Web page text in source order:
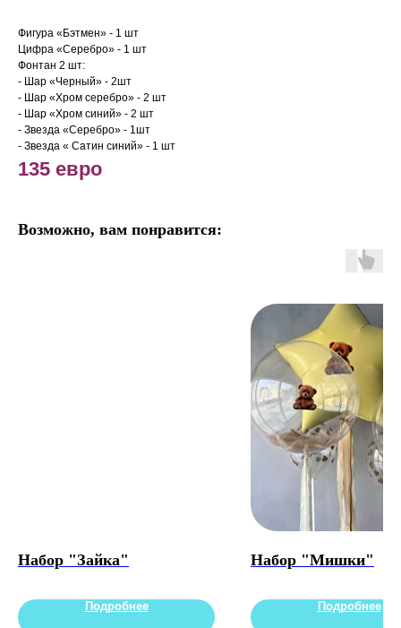
Фигура «Бэтмен» - 1 шт
Цифра «Серебро» - 1 шт
Фонтан 2 шт:
- Шар «Черный» - 2шт
- Шар «Хром серебро» - 2 шт
- Шар «Хром синий» - 2 шт
- Звезда «Серебро» - 1шт
- Звезда « Сатин синий» - 1 шт
135 евро
Возможно, вам понравится:
Набор "Зайка"
Подробнее
Набор "Мишки"
Подробнее